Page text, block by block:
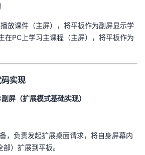
放课件（主屏），将平板作为副屏显示学
在PC上学习主课程（主屏），将平板作为
实现
屏（扩展模式基础实现）
，负责发起扩展桌面请求，将自身屏幕内
）扩展到平板。